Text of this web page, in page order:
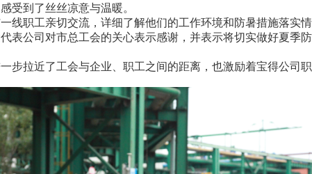
受到了丝丝凉意与温暖。
职工亲切交流，详细了解他们的工作环境和防暑措施落实
表公司对市总工会的关心表示感谢，并表示将切实做好夏季
拉近了工会与企业、职工之间的距离，也激励着宝得公司职